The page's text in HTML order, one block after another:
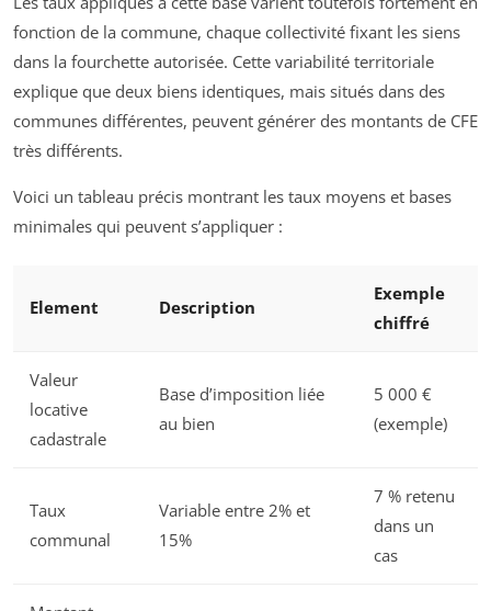
fonction de la commune, chaque collectivité fixant les siens
dans la fourchette autorisée. Cette variabilité territoriale
explique que deux biens identiques, mais situés dans des
communes différentes, peuvent générer des montants de CFE
très différents.
Voici un tableau précis montrant les taux moyens et bases
minimales qui peuvent s’appliquer :
Element Description
Exemple
chiffré
Valeur
locative
cadastrale
Base d’imposition liée
au bien
5 000 €
(exemple)
Taux
communal
Variable entre 2% et
15%
7 % retenu
dans un
cas